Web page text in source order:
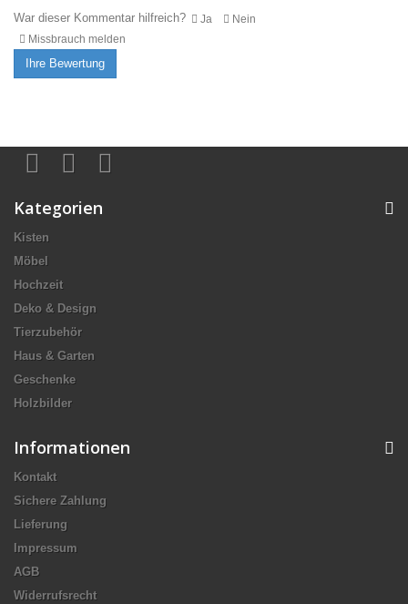
War dieser Kommentar hilfreich?
Ja
Nein
Missbrauch melden
Ihre Bewertung
Kategorien
Kisten
Möbel
Hochzeit
Deko & Design
Tierzubehör
Haus & Garten
Geschenke
Holzbilder
Informationen
Kontakt
Sichere Zahlung
Lieferung
Impressum
AGB
Widerrufsrecht